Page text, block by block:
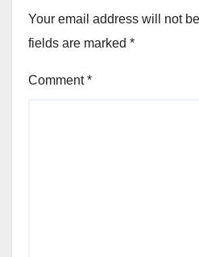
Your email address will not
fields are marked *
Comment*